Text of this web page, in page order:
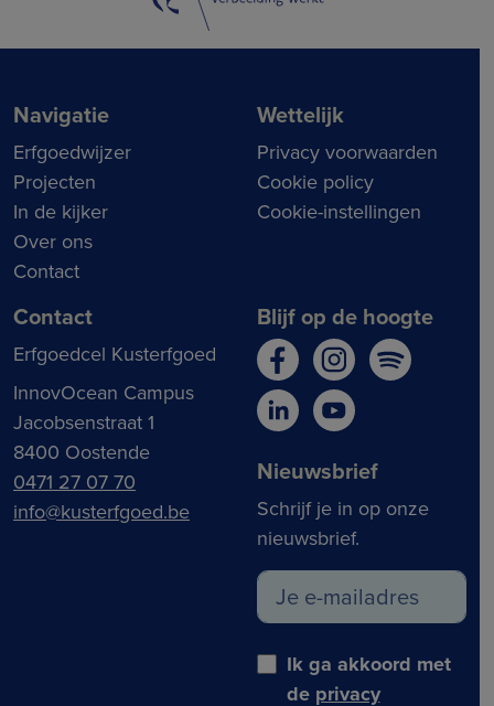
Navigatie
Erfgoedwijzer
Projecten
In de kijker
Over ons
Contact
Wettelijk
Privacy voorwaarden
Cookie policy
Cookie-instellingen
Contact
Erfgoedcel Kusterfgoed
InnovOcean Campus
Jacobsenstraat 1
8400 Oostende
0471 27 07 70
info@kusterfgoed.be
Blijf op de hoogte
Nieuwsbrief
Schrijf je in op onze
nieuwsbrief.
Ik ga akkoord met
de privacy